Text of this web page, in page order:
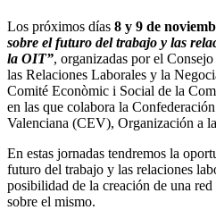
Los próximos días 8 y 9 de
sobre el futuro del trabajo y las
la OIT”, organizadas por el
las Relaciones Laborales y la
Comité Econòmic i Social de la
en las que colabora la
Valenciana (CEV), Organización a
En estas jornadas tendremos la
futuro del trabajo y las relaciones
posibilidad de la creación de una
sobre el mismo.